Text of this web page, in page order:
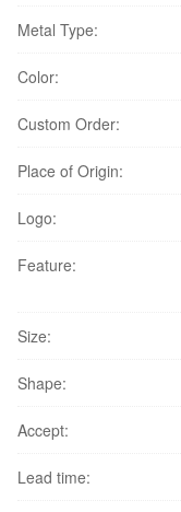
Metal Type:
Color:
Custom Order:
Place of Origin:
Logo:
Feature:
Size:
Shape:
Accept:
Lead time: